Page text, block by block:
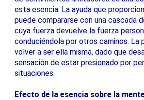
esta esencia. La ayuda que
puede compararse con una cascada
cuya fuerza devuelve la fuerza
conduciéndola por otros caminos. La
volver a ser ella misma, dado que
sensación de estar presionado por
situaciones.
Efecto de la esencia sobre la